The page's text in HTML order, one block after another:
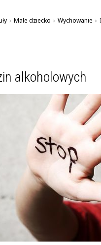
› Małe dziecko › Wychowanie ›
alkoholowych